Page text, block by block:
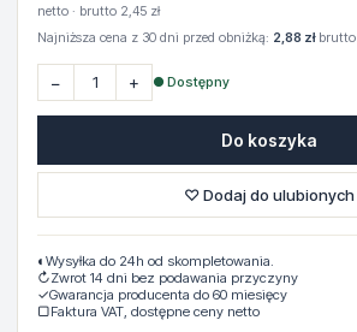
netto · brutto 2,45 zł
Najniższa cena z 30 dni przed obniżką: 2,88 złbrutto
− + ● Dostępny
Do koszyka
♡ Dodaj do ulubionych
◐ Wysyłka do 24h od skompletowania.
↻Zwrot 14 dni bez podawania przyczyny
✓Gwarancja producenta do 60 miesięcy
▢Faktura VAT, dostępne ceny netto